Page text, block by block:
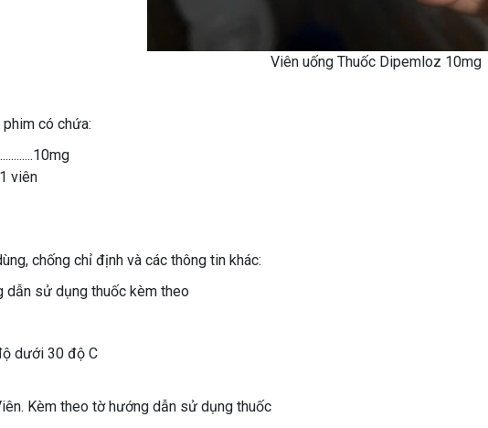
Viên uống Thuốc Dipemloz 10mg
có chứa:
viên
chống chỉ định và các thông tin khác:
dẫn sử dụng thuốc kèm theo
dưới 30 độ C
Kèm theo tờ hướng dẫn sử dụng thuốc